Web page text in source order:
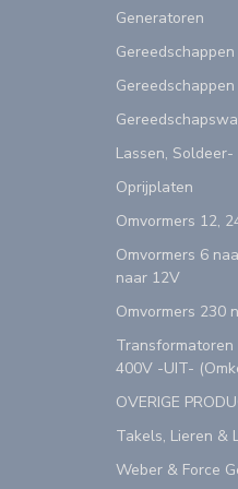
Generatoren
Gereedschappen
Lassen,
Oprijplaten
Omvormers 12,
Omvormers 6
naar 12V
Omvormers 230
400V -UIT-
OVERIGE
Takels, Lieren &
Weber & Force